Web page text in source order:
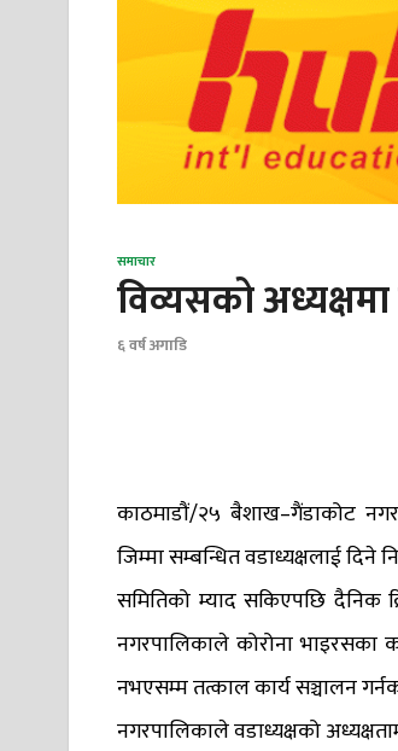
समाचार
विव्यसको अध्यक्षमा
६ वर्ष अगाडि
काठमाडौं/२५ बैशाख–गैंडाकोट
जिम्मा सम्बन्धित वडाध्यक्षलाई दिने
समितिको म्याद सकिएपछि दैनिक
नगरपालिकाले कोरोना भाइरसका
नभएसम्म तत्काल कार्य सञ्चालन
नगरपालिकाले वडाध्यक्षको